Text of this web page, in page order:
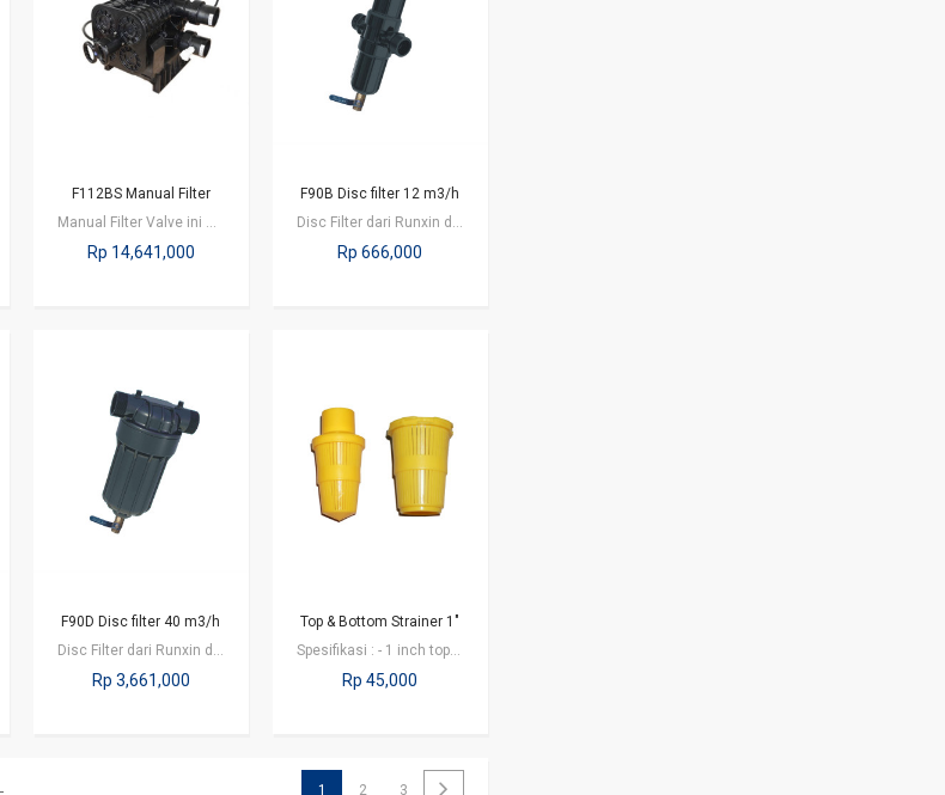
F112BS Manual Filter
Rp 14,641,000
F90B Disc filter 12 m3/h
Rp 666,000
F90D Disc filter 40 m3/h
Rp 3,661,000
Top & Bottom Strainer 1"
Spesifikasi : - 1 inch top and bottom strainers - Cocok untuk aplikasi…
Rp 45,000
1 2 3